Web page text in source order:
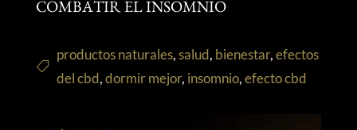
COMBATIR EL INSOMNIO
productos naturales,salud, bienestar,efectos
del cbd,dormir mejor, insomnio,efecto cbd